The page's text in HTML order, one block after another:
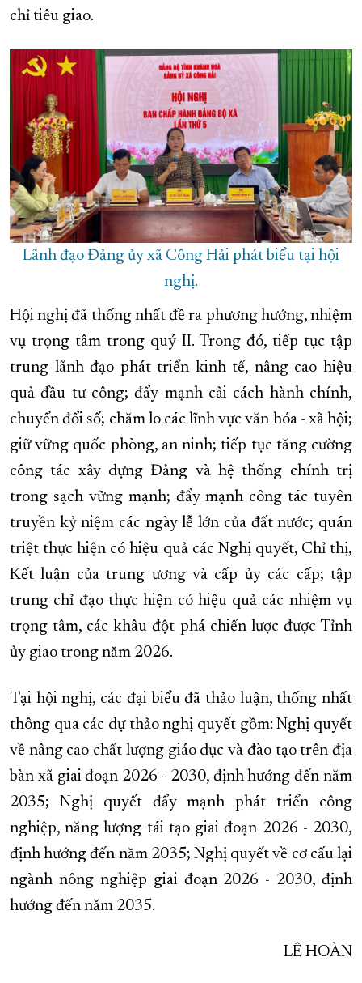
chỉ tiêu giao.
Lãnh đạo Đảng ủy xã Công Hải phát biểu tại hội
nghị.
Hội nghị đã thống nhất đề ra phương hướng, nhiệm
vụ trọng tâm trong quý II. Trong đó, tiếp tục tập
trung lãnh đạo phát triển kinh tế, nâng cao hiệu
quả đầu tư công; đẩy mạnh cải cách hành chính,
chuyển đổi số; chăm lo các lĩnh vực văn hóa - xã hội;
giữ vững quốc phòng, an ninh; tiếp tục tăng cường
công tác xây dựng Đảng và hệ thống chính trị
trong sạch vững mạnh; đẩy mạnh công tác tuyên
truyền kỷ niệm các ngày lễ lớn của đất nước; quán
triệt thực hiện có hiệu quả các Nghị quyết, Chỉ thị,
Kết luận của trung ương và cấp ủy các cấp; tập
trung chỉ đạo thực hiện có hiệu quả các nhiệm vụ
trọng tâm, các khâu đột phá chiến lược được Tỉnh
ủy giao trong năm 2026.
Tại hội nghị, các đại biểu đã thảo luận, thống nhất
thông qua các dự thảo nghị quyết gồm: Nghị quyết
về nâng cao chất lượng giáo dục và đào tạo trên địa
bàn xã giai đoạn 2026 - 2030, định hướng đến năm
2035; Nghị quyết đẩy mạnh phát triển công
nghiệp, năng lượng tái tạo giai đoạn 2026 - 2030,
định hướng đến năm 2035; Nghị quyết về cơ cấu lại
ngành nông nghiệp giai đoạn 2026 - 2030, định
hướng đến năm 2035.
LÊ HOÀN